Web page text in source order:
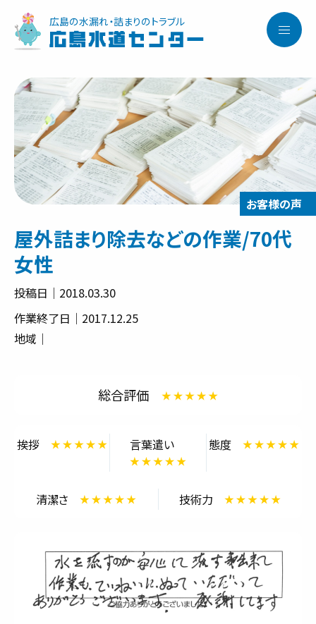
広島の水漏れ・詰まりのトラブル
広島水道センター
対応事例
対応エリア
会社紹介
屋外詰まり除去などの作業/70代
女性
投稿日｜2018.03.30
作業終了日｜2017.12.25
地域｜
総合評価
挨拶 言葉遣い 態度
清潔さ 技術力